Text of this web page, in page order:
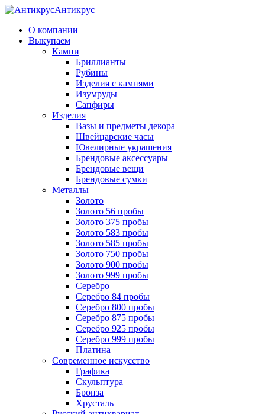
Антикрус
О компании
Выкупаем
Камни
Бриллианты
Рубины
Изделия с камнями
Изумруды
Сапфиры
Изделия
Вазы и предметы декора
Швейцарские часы
Ювелирные украшения
Брендовые аксессуары
Брендовые вещи
Брендовые сумки
Металлы
Золото
Золото 56 пробы
Золото 375 пробы
Золото 583 пробы
Золото 585 пробы
Золото 750 пробы
Золото 900 пробы
Золото 999 пробы
Серебро
Серебро 84 пробы
Серебро 800 пробы
Серебро 875 пробы
Серебро 925 пробы
Серебро 999 пробы
Платина
Современное искусство
Графика
Скульптура
Бронза
Хрусталь